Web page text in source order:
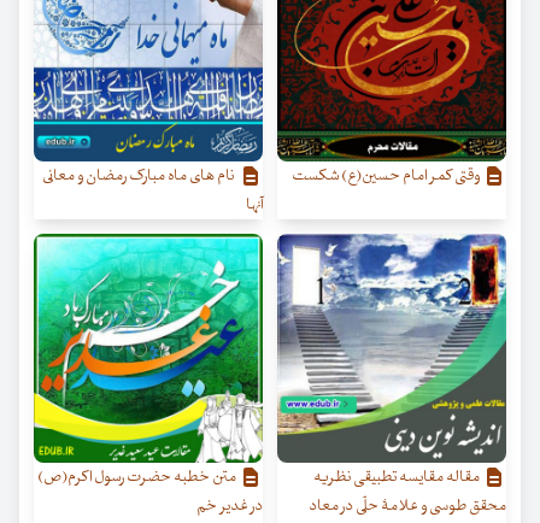
وقتی کمر امام حسین(ع) شکست
نام‌ های ماه مبارک رمضان و معانی
آنها
مقاله مقایسه تطبیقی نظریه
محقق طوسی و علامۀ حلّی در معاد
متن خطبه حضرت رسول اکرم(ص)
در غدیر خم